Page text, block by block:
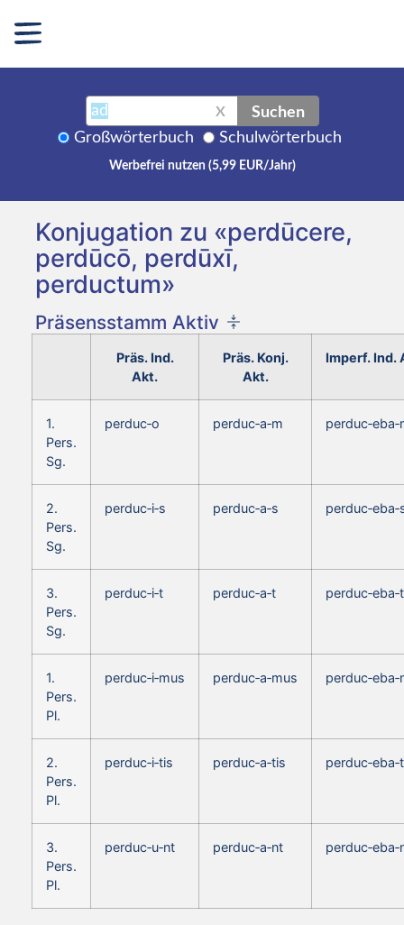
X Suchen
Großwörterbuch Schulwörterbuch
Werbefrei nutzen (5,99 EUR/Jahr)
Konjugation zu «perdūcere,
perdūcō, perdūxī,
perductum»
Präsensstamm Aktiv
Präs. Ind.
Akt.
Präs. Konj.
Akt.
Imperf. Ind.
1.
Pers.
Sg.
perduc‑o perduc‑a‑m
2.
Pers.
Sg.
perduc‑i‑s perduc‑a‑s
3.
Pers.
Sg.
perduc‑i‑t perduc‑a‑t perduc‑eba‑t
1.
Pers.
Pl.
perduc‑i‑mus perduc‑a‑mus
2.
Pers.
Pl.
perduc‑i‑tis perduc‑a‑tis
3.
Pers.
Pl.
perduc‑u‑nt perduc‑a‑nt